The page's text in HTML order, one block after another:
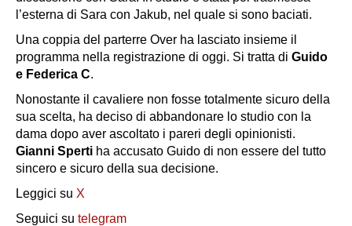
l’esterna di Sara con Jakub, nel quale si sono baciati.
Una coppia del parterre Over ha lasciato insieme il
programma nella registrazione di oggi. Si tratta di Guido
e Federica C.
Nonostante il cavaliere non fosse totalmente sicuro della
sua scelta, ha deciso di abbandonare lo studio con la
dama dopo aver ascoltato i pareri degli opinionisti.
Gianni Sperti ha accusato Guido di non essere del tutto
sincero e sicuro della sua decisione.
Leggici su X
Seguici su telegram